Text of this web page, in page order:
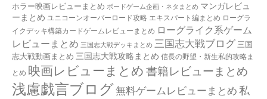
ホラー映画レビューまとめ ボードゲーム企画・ネタまとめ マンガレビュ
ーまとめ ユニコーンオーバーロード攻略 エキスパート編まとめ ローグラ
イクデッキ構築カードゲームレビューまとめ ローグライク系ゲーム
レビューまとめ 三国志大戦デッキまとめ 三国志大戦ブログ 三国
志大戦動画まとめ 三国志大戦攻略まとめ 信長の野望・新生私的攻略ま
とめ 映画レビューまとめ 書籍レビューまとめ
浅慮戯言ブログ無料ゲームレビューまとめ 私